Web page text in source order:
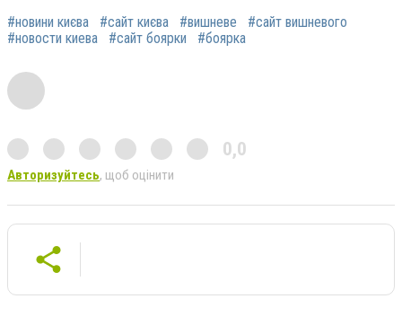
#новини києва #сайт києва #вишневе
#сайт вишневого
#новости киева
#сайт боярки #боярка
0,0
Авторизуйтесь, щоб оцінити